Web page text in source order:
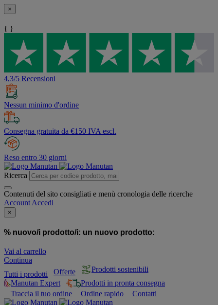
×
{ }
4,3/5 Recensioni
Nessun minimo d'ordine
Consegna gratuita da €150 IVA escl.
Reso entro 30 giorni
Ricerca
Contenuti del sito consigliati e menù cronologia delle ricerche
Account Accedi
×
% nuovo/i prodotto/i: un nuovo prodotto:
Vai al carrello
Continua
Tutti i prodotti
Offerte
Prodotti sostenibili
Manutan Expert
Prodotti in pronta consegna
Traccia il tuo ordine
Ordine rapido Contatti